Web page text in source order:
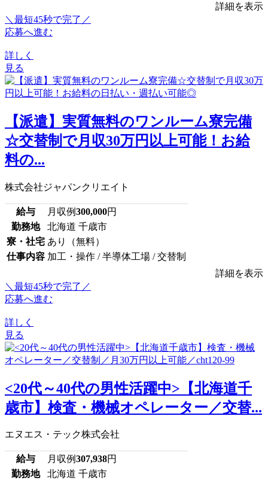
詳細を表示
＼最短45秒で完了／
応募へ進む
詳しく
見る
【派遣】実質無料のワンルーム寮完備
☆交替制で月収30万円以上可能！お給
料の...
株式会社ジャパンクリエイト
給与 月収例300,000円
勤務地
北海道 千歳市
寮・社宅 あり（無料）
仕事内容 加工・操作 / 半導体工場 / 交替制
詳細を表示
＼最短45秒で完了／
応募へ進む
詳しく
見る
<20代～40代の男性活躍中>【北海道千
歳市】検査・機械オペレーター／交替...
エヌエス・テック株式会社
給与 月収例307,938円
勤務地
北海道 千歳市